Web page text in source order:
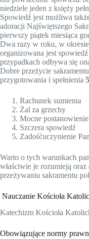
niedziele jeden z księży
Spowiedź jest możliwa
adoracji Najświętszego
pierwszy piątek miesiąca
Dwa razy w roku, w
organizowana jest
przypadkach odbywa się
Dobre przeżycie
przygotowania i spełnienia
Rachunek sumienia
Żal za grzechy
Mocne
Szczera spowiedź
Zadośćuczynienie
Warto o tych warunkach
właściwie je rozumieją
przeżywaniu sakramentu
Nauczanie Kościoła
Katechizm Kościoła
Obowiązujące normy